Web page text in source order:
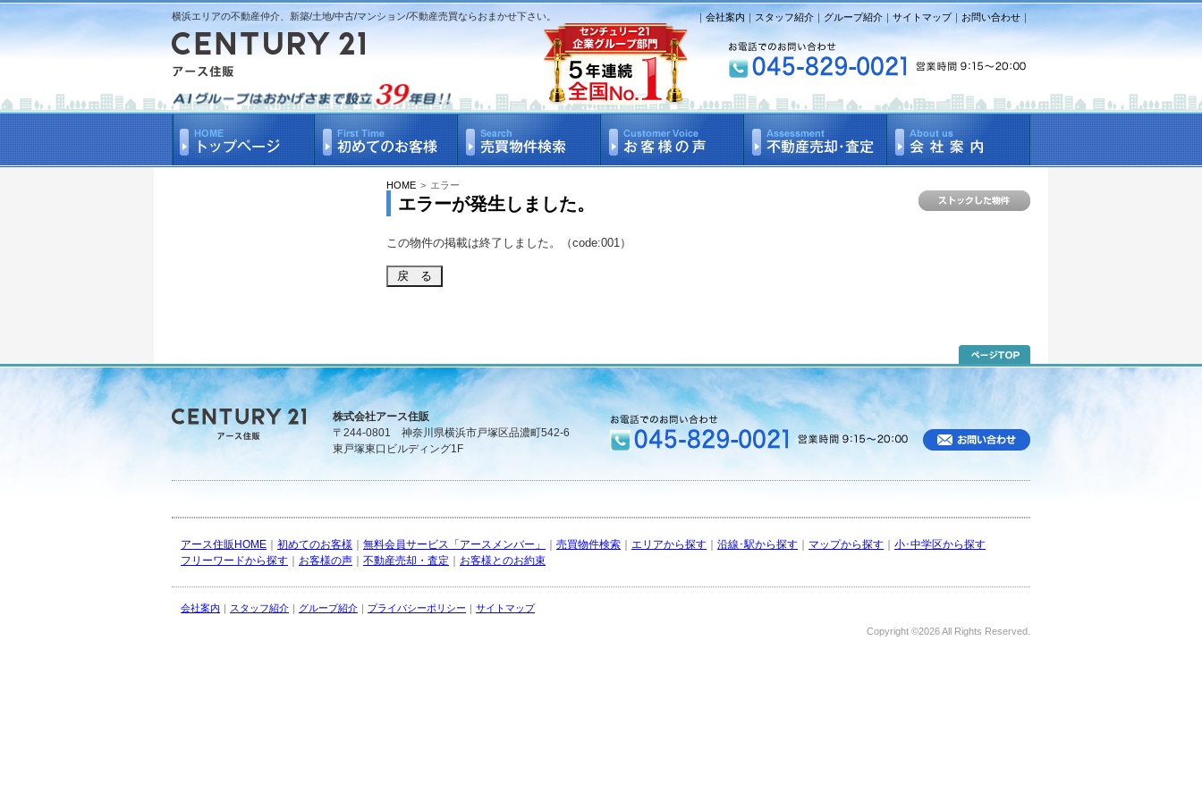
横浜エリアの不動産仲介、新築/土地/中古/マンション/不動産売買ならおまかせ下さい。 ｜会社案内 ｜スタッフ紹介 ｜ グループ紹介 ｜ サイトマップ｜ お問い合わせ ｜
HOME > エラー
エラーが発生しました。
この物件の掲載は終了しました。（code:001）
株式会社アース住販
〒244-0801 神奈川県横浜市戸塚区品濃町542-6
東戸塚東口ビルディング1F
アース住販HOME 初めてのお客様 無料会員サービス「アースメンバー」 売買物件検索 エリアから探す 沿線･駅から探す マップから探す
小･中学区から探す
フリーワードから探す
お客様の声 不動産売却・査定 お客様とのお約束
会社案内 ｜ スタッフ紹介 ｜ グループ紹介 ｜ プライバシーポリシー ｜ サイトマップ
Copyright ©2026 All Rights Reserved.